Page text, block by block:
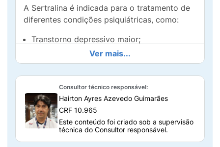
A Sertralina é indicada para o tratamento de
diferentes condições psiquiátricas, como:
Transtorno depressivo maior;
Transtorno obsessivo-compulsivo (TOC);
Transtorno do pânico;
Transtorno de ansiedade social (fobia
social);
Transtorno de estresse pós-traumático
(TEPT);
Ver mais...
Consultor técnico responsável:
Hairton Ayres Azevedo Guimarães
CRF 10.965
Este conteúdo foi criado sob a supervisão
técnica do Consultor responsável.